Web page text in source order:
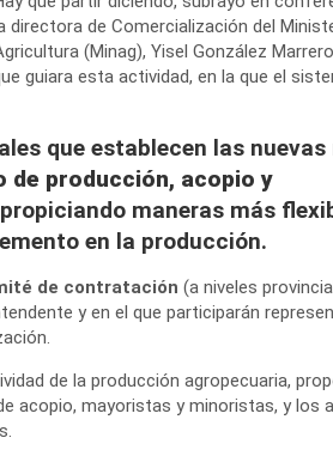
directora de Comercialización del
(Minag), Yisel González
guiara esta actividad, en la que el
que establecen las nuevas
de producción, acopio y
maneras más
en la producción.
de contratación (a niveles
y en el que participarán
de la producción agropecuaria,
acopio, mayoristas y minoristas, y los